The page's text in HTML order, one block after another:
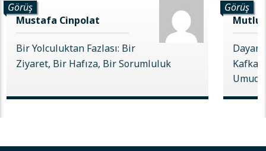
Görüş
Mustafa Cinpolat
Bir Yolculuktan Fazlası: Bir
Ziyaret, Bir Hafıza, Bir Sorumluluk
Görüş
Mutlu
Kafkas
Umudu